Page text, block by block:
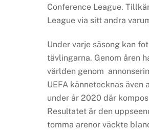
Conference League.
League via sitt andra
Under varje säsong kan
tävlingarna. Genom åren
världen genom
UEFA kännetecknas
under år 2020 där
Resultatet är den
tomma arenor väckte